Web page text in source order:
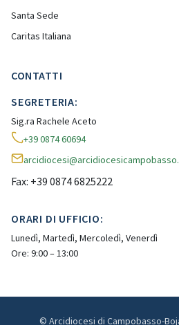
Santa Sede
Caritas Italiana
CONTATTI
SEGRETERIA:
Sig.ra Rachele Aceto
+39 0874 60694
Fax: +39 0874 6825222
ORARI DI UFFICIO:
Lunedì, Martedì, Mercoledì, Venerdì
Ore: 9:00 – 13:00
© Arcidiocesi di Campobasso-